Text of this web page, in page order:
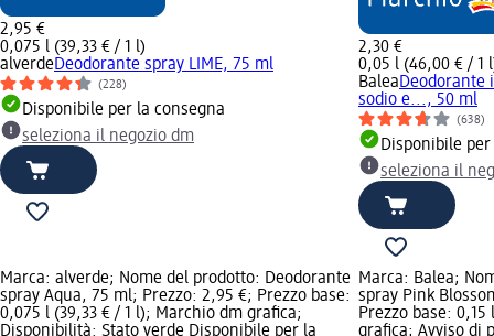
2,95 €
0,075 l (39,33 € / 1 l)
alverdeDeodorante spray LIME, 75 ml
(228)
Disponibile per la consegna
seleziona il negozio dm
2,30 €
0,05 l (46,00 € / 1
BaleaDeodorante
sodio e..., 50 ml
(638)
Disponibile
seleziona il
Marca: alverde; Nome del prodotto: Deodorante
spray Aqua, 75 ml; Prezzo: 2,95 €; Prezzo base:
0,075 l (39,33 € / 1 l); Marchio dm grafica;
Disponibilità: Stato verde Disponibile per la
Marca: Balea;
spray Pink
Prezzo base:
grafica; Avviso di